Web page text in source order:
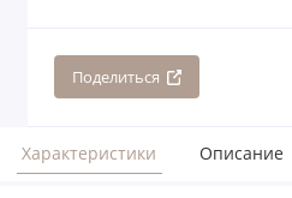
Поделиться
Характеристики Описание